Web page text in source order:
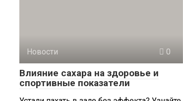
Новости 0
Влияние сахара на здоровье и
спортивные показатели